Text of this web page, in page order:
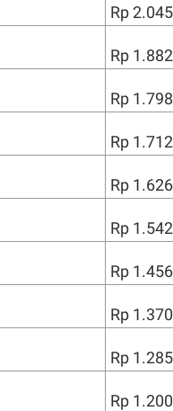
Rp
Rp
Rp
Rp
Rp
Rp
Rp
Rp
Rp
Rp